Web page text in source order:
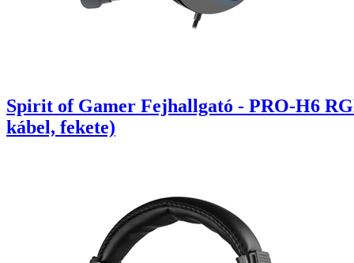
Spirit of Gamer Fejhallgató - PRO-H6
kábel, fekete)